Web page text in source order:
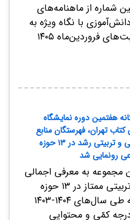
شماره از ماهنامه‌های
با نگاه ویژه به
مناسبت‌‌های فروردین‌‌ماه ۱۴۰۵
هفتمین دوره نمایشگاه
تهران، فهرستگان منابع
آموزشی و تربیتی رشد در ۱۳ حوزه
رونمایی شد
مجموعه به معرفی اجمالی
بیش از ۱۵۰۰ کتاب آموزشی و تربیتی ممتاز در ۱۳ حوزه
آموزشی پرداخته شده است که طی سال‌های ۱۴۰۴-۱۴۰۳
کمّی و محتوایی